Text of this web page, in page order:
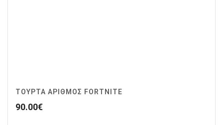
ΤΟΥΡΤΑ ΑΡΙΘΜΟΣ FORTNITE
90.00€